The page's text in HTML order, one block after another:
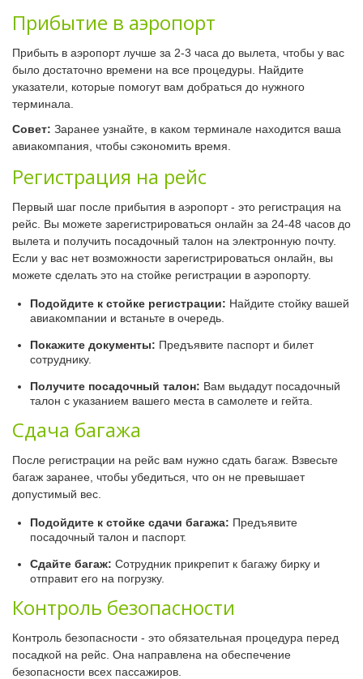
Прибытие в аэропорт
Прибыть в аэропорт лучше за 2-3 часа до вылета, чтобы у вас
было достаточно времени на все процедуры. Найдите
указатели, которые помогут вам добраться до нужного
терминала.
Совет: Заранее узнайте, в каком терминале находится ваша
авиакомпания, чтобы сэкономить время.
Регистрация на рейс
Первый шаг после прибытия в аэропорт - это регистрация на
рейс. Вы можете зарегистрироваться онлайн за 24-48 часов до
вылета и получить посадочный талон на электронную почту.
Если у вас нет возможности зарегистрироваться онлайн, вы
можете сделать это на стойке регистрации в аэропорту.
Подойдите к стойке регистрации: Найдите стойку вашей
авиакомпании и встаньте в очередь.
Покажите документы: Предъявите паспорт и билет
сотруднику.
Получите посадочный талон: Вам выдадут посадочный
талон с указанием вашего места в самолете и гейта.
Сдача багажа
После регистрации на рейс вам нужно сдать багаж. Взвесьте
багаж заранее, чтобы убедиться, что он не превышает
допустимый вес.
Подойдите к стойке сдачи багажа: Предъявите
посадочный талон и паспорт.
Сдайте багаж: Сотрудник прикрепит к багажу бирку и
отправит его на погрузку.
Контроль безопасности
Контроль безопасности - это обязательная процедура перед
посадкой на рейс. Она направлена на обеспечение
безопасности всех пассажиров.